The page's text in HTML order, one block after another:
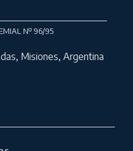
Nº 96/95
Misiones, Argentina